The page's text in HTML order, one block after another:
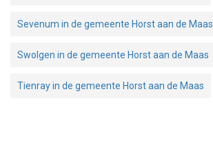
Sevenum in de gemeente Horst aan de Maas
Swolgen in de gemeente Horst aan de Maas
Tienray in de gemeente Horst aan de Maas